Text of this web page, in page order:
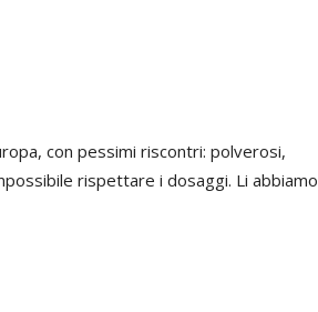
con pessimi riscontri: polverosi,
rispettare i dosaggi. Li abbiamo